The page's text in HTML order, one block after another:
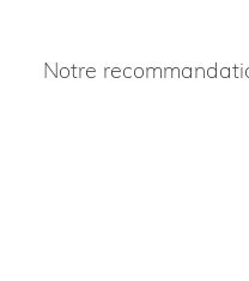
Notre